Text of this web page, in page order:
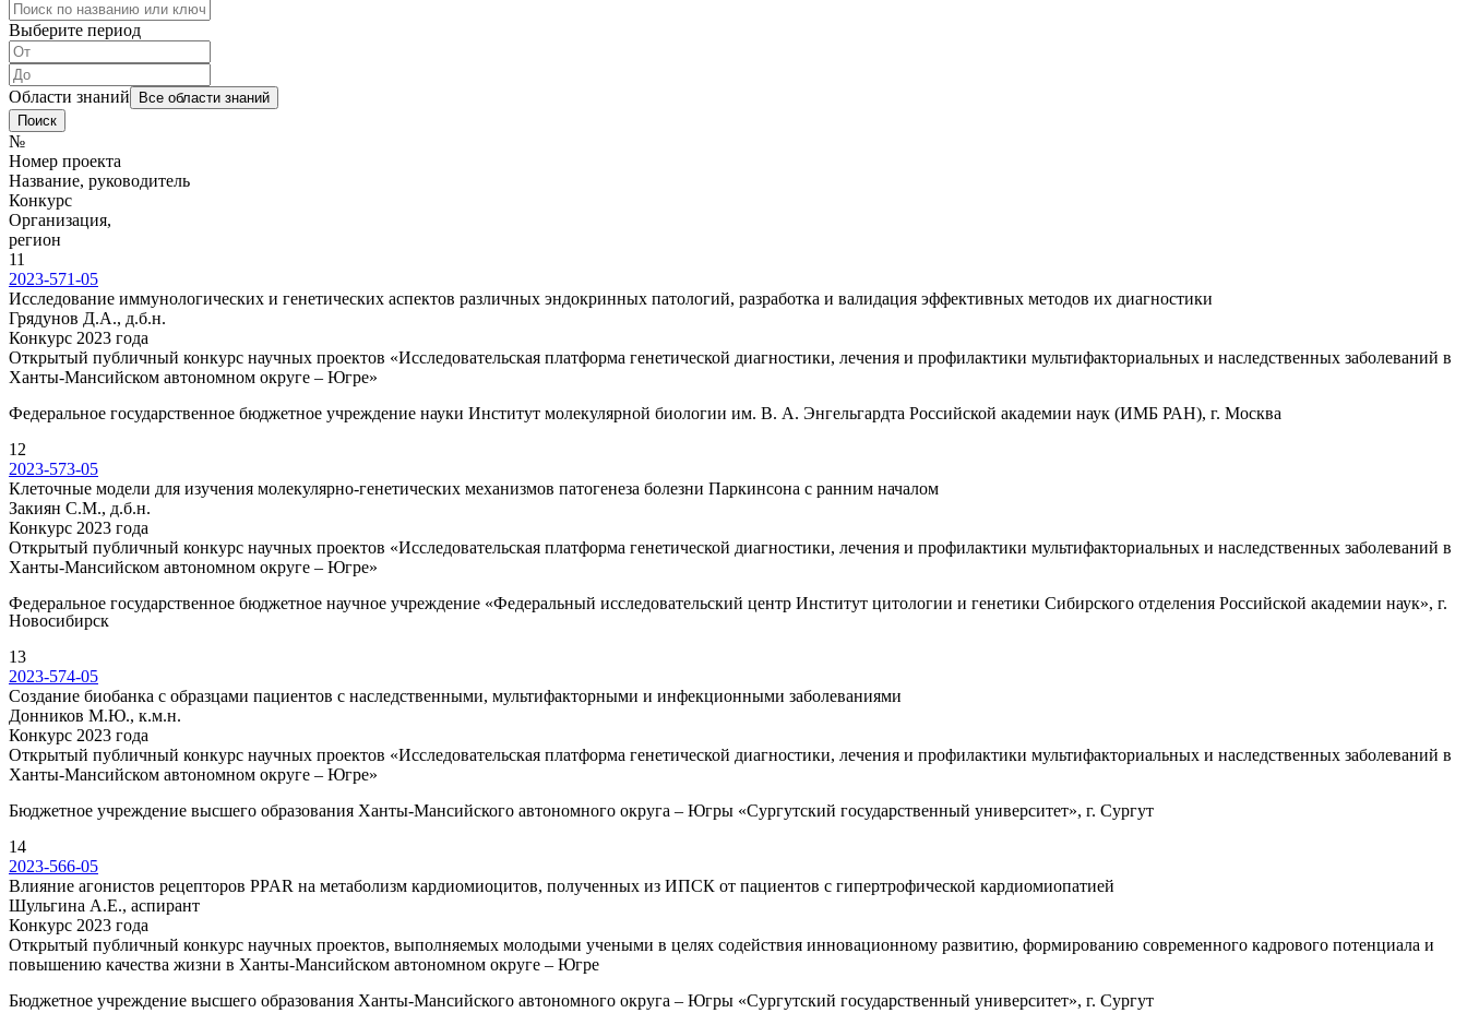
Выберите период
Области знаний
Все области знаний
Поиск
№
Номер проекта
Название, руководитель
Конкурс
Организация,
регион
11
2023-571-05
Исследование иммунологических и генетических аспектов различных эндокринных патологий, разработка и валидация эффективных методов их диагностики
Грядунов Д.А., д.б.н.
Конкурс 2023 года
Открытый публичный конкурс научных проектов «Исследовательская платформа генетической диагностики, лечения и профилактики мультифакториальных и наследственных заболеваний в
Ханты-Мансийском автономном округе – Югре»
Федеральное государственное бюджетное учреждение науки Институт молекулярной биологии им. В. А. Энгельгардта Российской академии наук (ИМБ РАН), г. Москва
12
2023-573-05
Клеточные модели для изучения молекулярно-генетических механизмов патогенеза болезни Паркинсона с ранним началом
Закиян С.М., д.б.н.
Конкурс 2023 года
Открытый публичный конкурс научных проектов «Исследовательская платформа генетической диагностики, лечения и профилактики мультифакториальных и наследственных заболеваний в
Ханты-Мансийском автономном округе – Югре»
Федеральное государственное бюджетное научное учреждение «Федеральный исследовательский центр Институт цитологии и генетики Сибирского отделения Российской академии наук», г.
Новосибирск
13
2023-574-05
Создание биобанка с образцами пациентов с наследственными, мультифакторными и инфекционными заболеваниями
Донников М.Ю., к.м.н.
Конкурс 2023 года
Открытый публичный конкурс научных проектов «Исследовательская платформа генетической диагностики, лечения и профилактики мультифакториальных и наследственных заболеваний в
Ханты-Мансийском автономном округе – Югре»
Бюджетное учреждение высшего образования Ханты-Мансийского автономного округа – Югры «Сургутский государственный университет», г. Сургут
14
2023-566-05
Влияние агонистов рецепторов PPAR на метаболизм кардиомиоцитов, полученных из ИПСК от пациентов с гипертрофической кардиомиопатией
Шульгина А.Е., аспирант
Конкурс 2023 года
Открытый публичный конкурс научных проектов, выполняемых молодыми учеными в целях содействия инновационному развитию, формированию современного кадрового потенциала и
повышению качества жизни в Ханты-Мансийском автономном округе – Югре
Бюджетное учреждение высшего образования Ханты-Мансийского автономного округа – Югры «Сургутский государственный университет», г. Сургут